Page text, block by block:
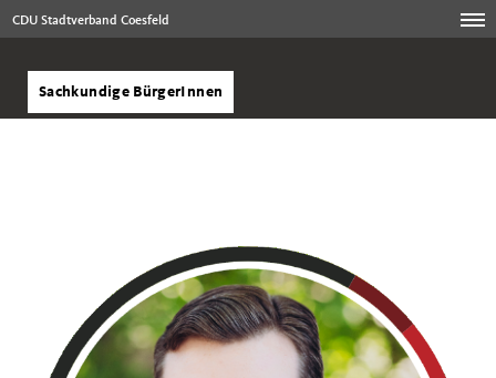
CDU Stadtverband Coesfeld
Sachkundige BürgerInnen